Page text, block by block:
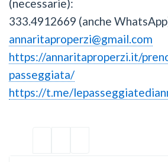
(necessarie):
333.4912669 (anche
annaritaproperzi@gmail.com
https://annaritaproperzi.it/
passeggiata/
https://t.me/